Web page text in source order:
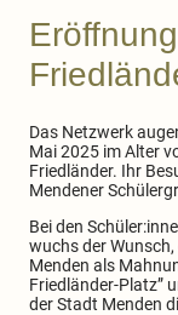
Das Netzwerk
Mai 2025 im Alter
Friedländer. Ihr
Mendener
Bei den
wuchs der
Menden als
Friedländer-Platz”
der Stadt Menden